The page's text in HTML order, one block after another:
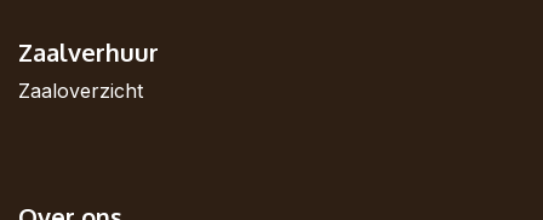
Zaalverhuur
Zaaloverzicht